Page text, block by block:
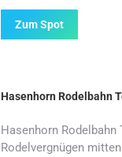
Zum Spot
Hasenhorn Rodelbahn
Hasenhorn Rodelbahn
Rodelvergnügen